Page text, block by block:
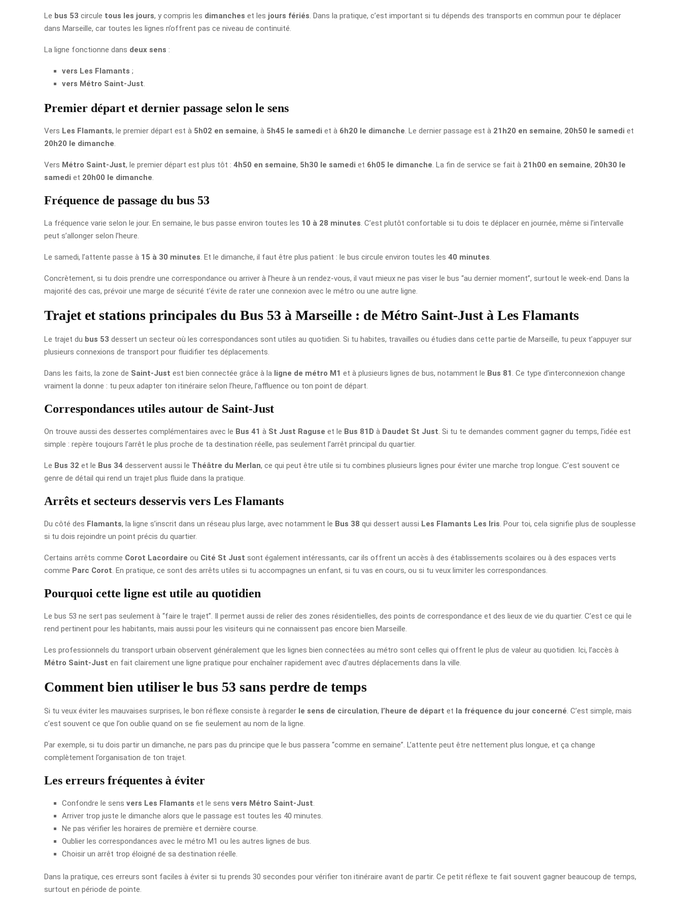
Le bus 53 circule tous les jours, y compris les dimanches et les jours fériés . Dans la pratique, c’est important si tu dépends des transports en commun pour te déplacer
dans Marseille, car toutes les lignes n’offrent pas ce niveau de continuité.
La ligne fonctionne dans deux sens :
vers Les Flamants ;
vers Métro Saint-Just
Premier départ et dernier passage selon le sens
Vers Les Flamants, le premier départ est à 5h02 en semaine, à 5h45 le samedi et à 6h20 le dimanche . Le dernier passage est à 21h20 en semaine, 20h50 le samedi et
20h20 le dimanche
Vers Métro Saint-Just, le premier départ est plus tôt : 4h50 en semaine, 5h30 le samedi et 6h05 le dimanche . La fin de service se fait à 21h00 en semaine, 20h30 le
samedi et 20h00 le dimanche
Fréquence de passage du bus 53
La fréquence varie selon le jour. En semaine, le bus passe environ toutes les 10 à 28 minutes . C’est plutôt confortable si tu dois te déplacer en journée, même si l’intervalle
peut s’allonger selon l’heure.
Le samedi, l’attente passe à 15 à 30 minutes . Et le dimanche, il faut être plus patient : le bus circule environ toutes les 40 minutes
Concrètement, si tu dois prendre une correspondance ou arriver à l’heure à un rendez-vous, il vaut mieux ne pas viser le bus “au dernier moment”, surtout le week-end. Dans la
majorité des cas, prévoir une marge de sécurité t’évite de rater une connexion avec le métro ou une autre ligne.
Trajet et stations principales du Bus 53 à Marseille : de Métro Saint-Just à Les Flamants
Le trajet du bus 53 dessert un secteur où les correspondances sont utiles au quotidien. Si tu habites, travailles ou étudies dans cette partie de Marseille, tu peux t’appuyer sur
plusieurs connexions de transport pour fluidifier tes déplacements.
Dans les faits, la zone de Saint-Just est bien connectée grâce à la ligne de métro M1 et à plusieurs lignes de bus, notamment le Bus 81 . Ce type d’interconnexion change
vraiment la donne : tu peux adapter ton itinéraire selon l’heure, l’affluence ou ton point de départ.
Correspondances utiles autour de Saint-Just
On trouve aussi des dessertes complémentaires avec le Bus 41 à St Just Raguse et le Bus 81D à Daudet St Just . Si tu te demandes comment gagner du temps, l’idée est
simple : repère toujours l’arrêt le plus proche de ta destination réelle, pas seulement l’arrêt principal du quartier.
Le Bus 32 et le Bus 34 desservent aussi le Théâtre du Merlan, ce qui peut être utile si tu combines plusieurs lignes pour éviter une marche trop longue. C’est souvent ce
genre de détail qui rend un trajet plus fluide dans la pratique.
Arrêts et secteurs desservis vers Les Flamants
Du côté des Flamants, la ligne s’inscrit dans un réseau plus large, avec notamment le Bus 38 qui dessert aussi Les Flamants Les Iris . Pour toi, cela signifie plus de souplesse
si tu dois rejoindre un point précis du quartier.
Certains arrêts comme Corot Lacordaire ou Cité St Just sont également intéressants, car ils offrent un accès à des établissements scolaires ou à des espaces verts
comme Parc Corot . En pratique, ce sont des arrêts utiles si tu accompagnes un enfant, si tu vas en cours, ou si tu veux limiter les correspondances.
Pourquoi cette ligne est utile au quotidien
Le bus 53 ne sert pas seulement à “faire le trajet”. Il permet aussi de relier des zones résidentielles, des points de correspondance et des lieux de vie du quartier. C’est ce qui le
rend pertinent pour les habitants, mais aussi pour les visiteurs qui ne connaissent pas encore bien Marseille.
Les professionnels du transport urbain observent généralement que les lignes bien connectées au métro sont celles qui offrent le plus de valeur au quotidien. Ici, l’accès à
Métro Saint-Just en fait clairement une ligne pratique pour enchaîner rapidement avec d’autres déplacements dans la ville.
Comment bien utiliser le bus 53 sans perdre de temps
Si tu veux éviter les mauvaises surprises, le bon réflexe consiste à regarder le sens de circulation, l’heure de départ et la fréquence du jour concerné . C’est simple, mais
c’est souvent ce que l’on oublie quand on se fie seulement au nom de la ligne.
Par exemple, si tu dois partir un dimanche, ne pars pas du principe que le bus passera “comme en semaine”. L’attente peut être nettement plus longue, et ça change
complètement l’organisation de ton trajet.
Les erreurs fréquentes à éviter
Confondre le sens vers Les Flamants et le sens vers Métro Saint-Just
Arriver trop juste le dimanche alors que le passage est toutes les 40 minutes.
Ne pas vérifier les horaires de première et dernière course.
Oublier les correspondances avec le métro M1 ou les autres lignes de bus.
Choisir un arrêt trop éloigné de sa destination réelle.
Dans la pratique, ces erreurs sont faciles à éviter si tu prends 30 secondes pour vérifier ton itinéraire avant de partir. Ce petit réflexe te fait souvent gagner beaucoup de temps,
surtout en période de pointe.